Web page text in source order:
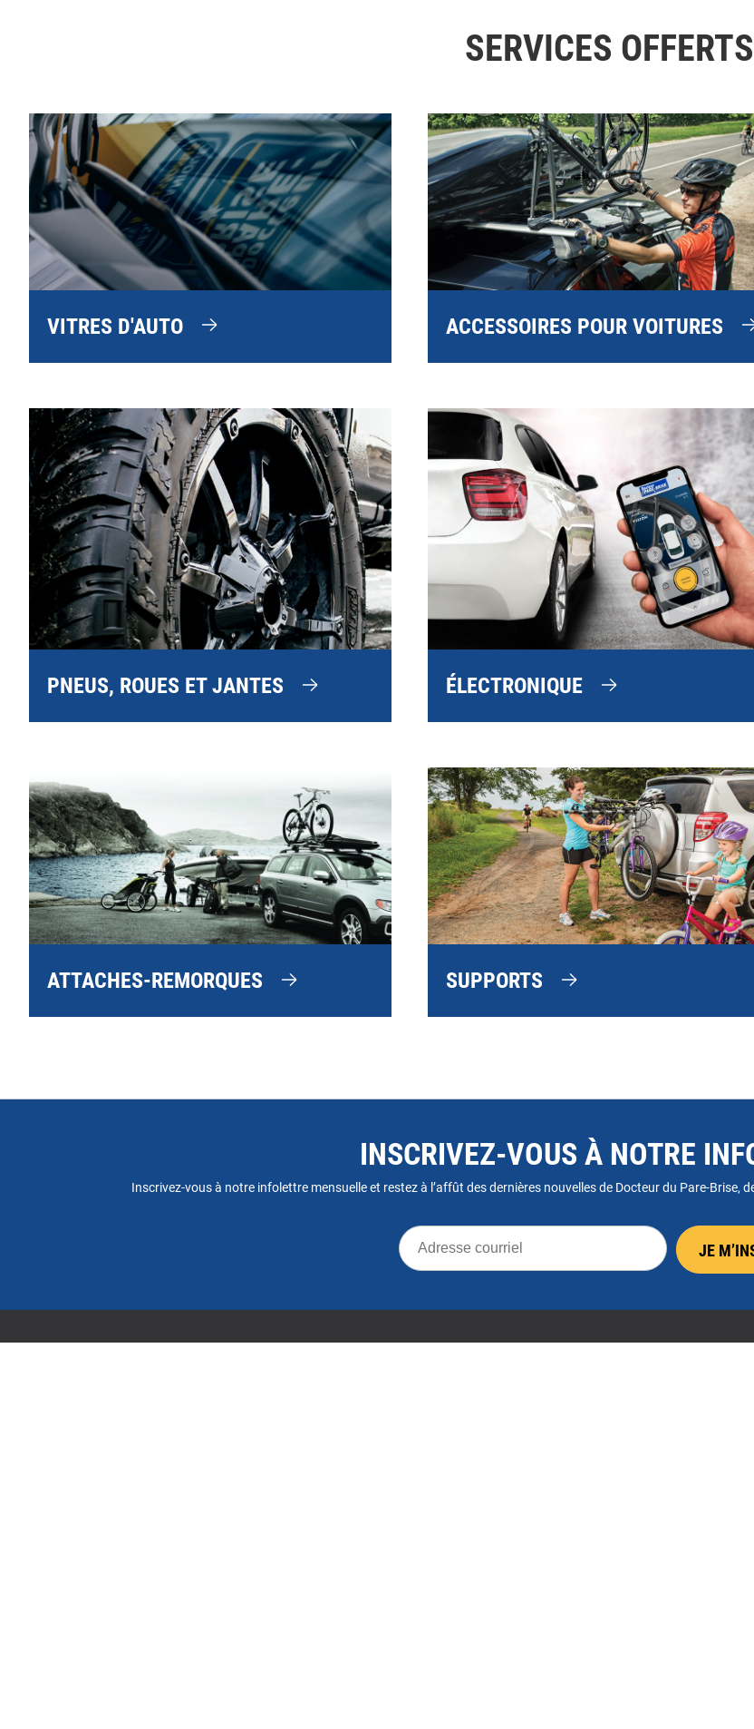
SERVICES OFFERTS
VITRES D'AUTO ACCESSOIRES POUR VOITURES
PNEUS, ROUES ET JANTES ÉLECTRONIQUE
ATTACHES-REMORQUES SUPPORTS
INSCRIVEZ-VOUS À NOTRE
Inscrivez-vous à notre infolettre mensuelle et restez à l’affût des dernières nouvelles de Docteur du Pare-Brise,
Adresse
courriel
JE